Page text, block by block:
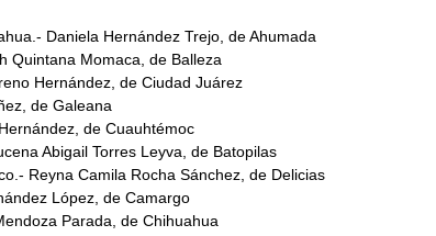
Daniela Hernández Trejo, de Ahumada
Quintana Momaca, de Balleza
Hernández, de Ciudad Juárez
de Galeana
de Cuauhtémoc
Abigail Torres Leyva, de Batopilas
Reyna Camila Rocha Sánchez, de Delicias
López, de Camargo
Parada, de Chihuahua